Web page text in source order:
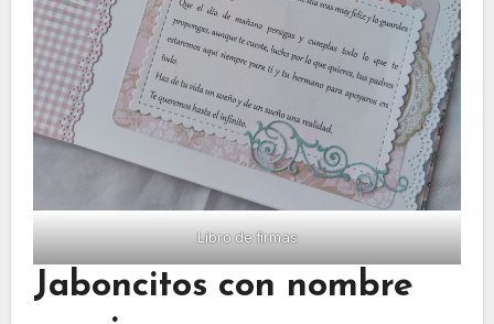
Libro de firmas
Jaboncitos con nombre